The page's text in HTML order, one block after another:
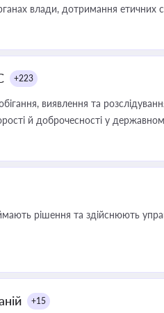
влади, дотримання етичних
+223
виявлення та
й доброчесності у державному
рішення та здійснюють
+15